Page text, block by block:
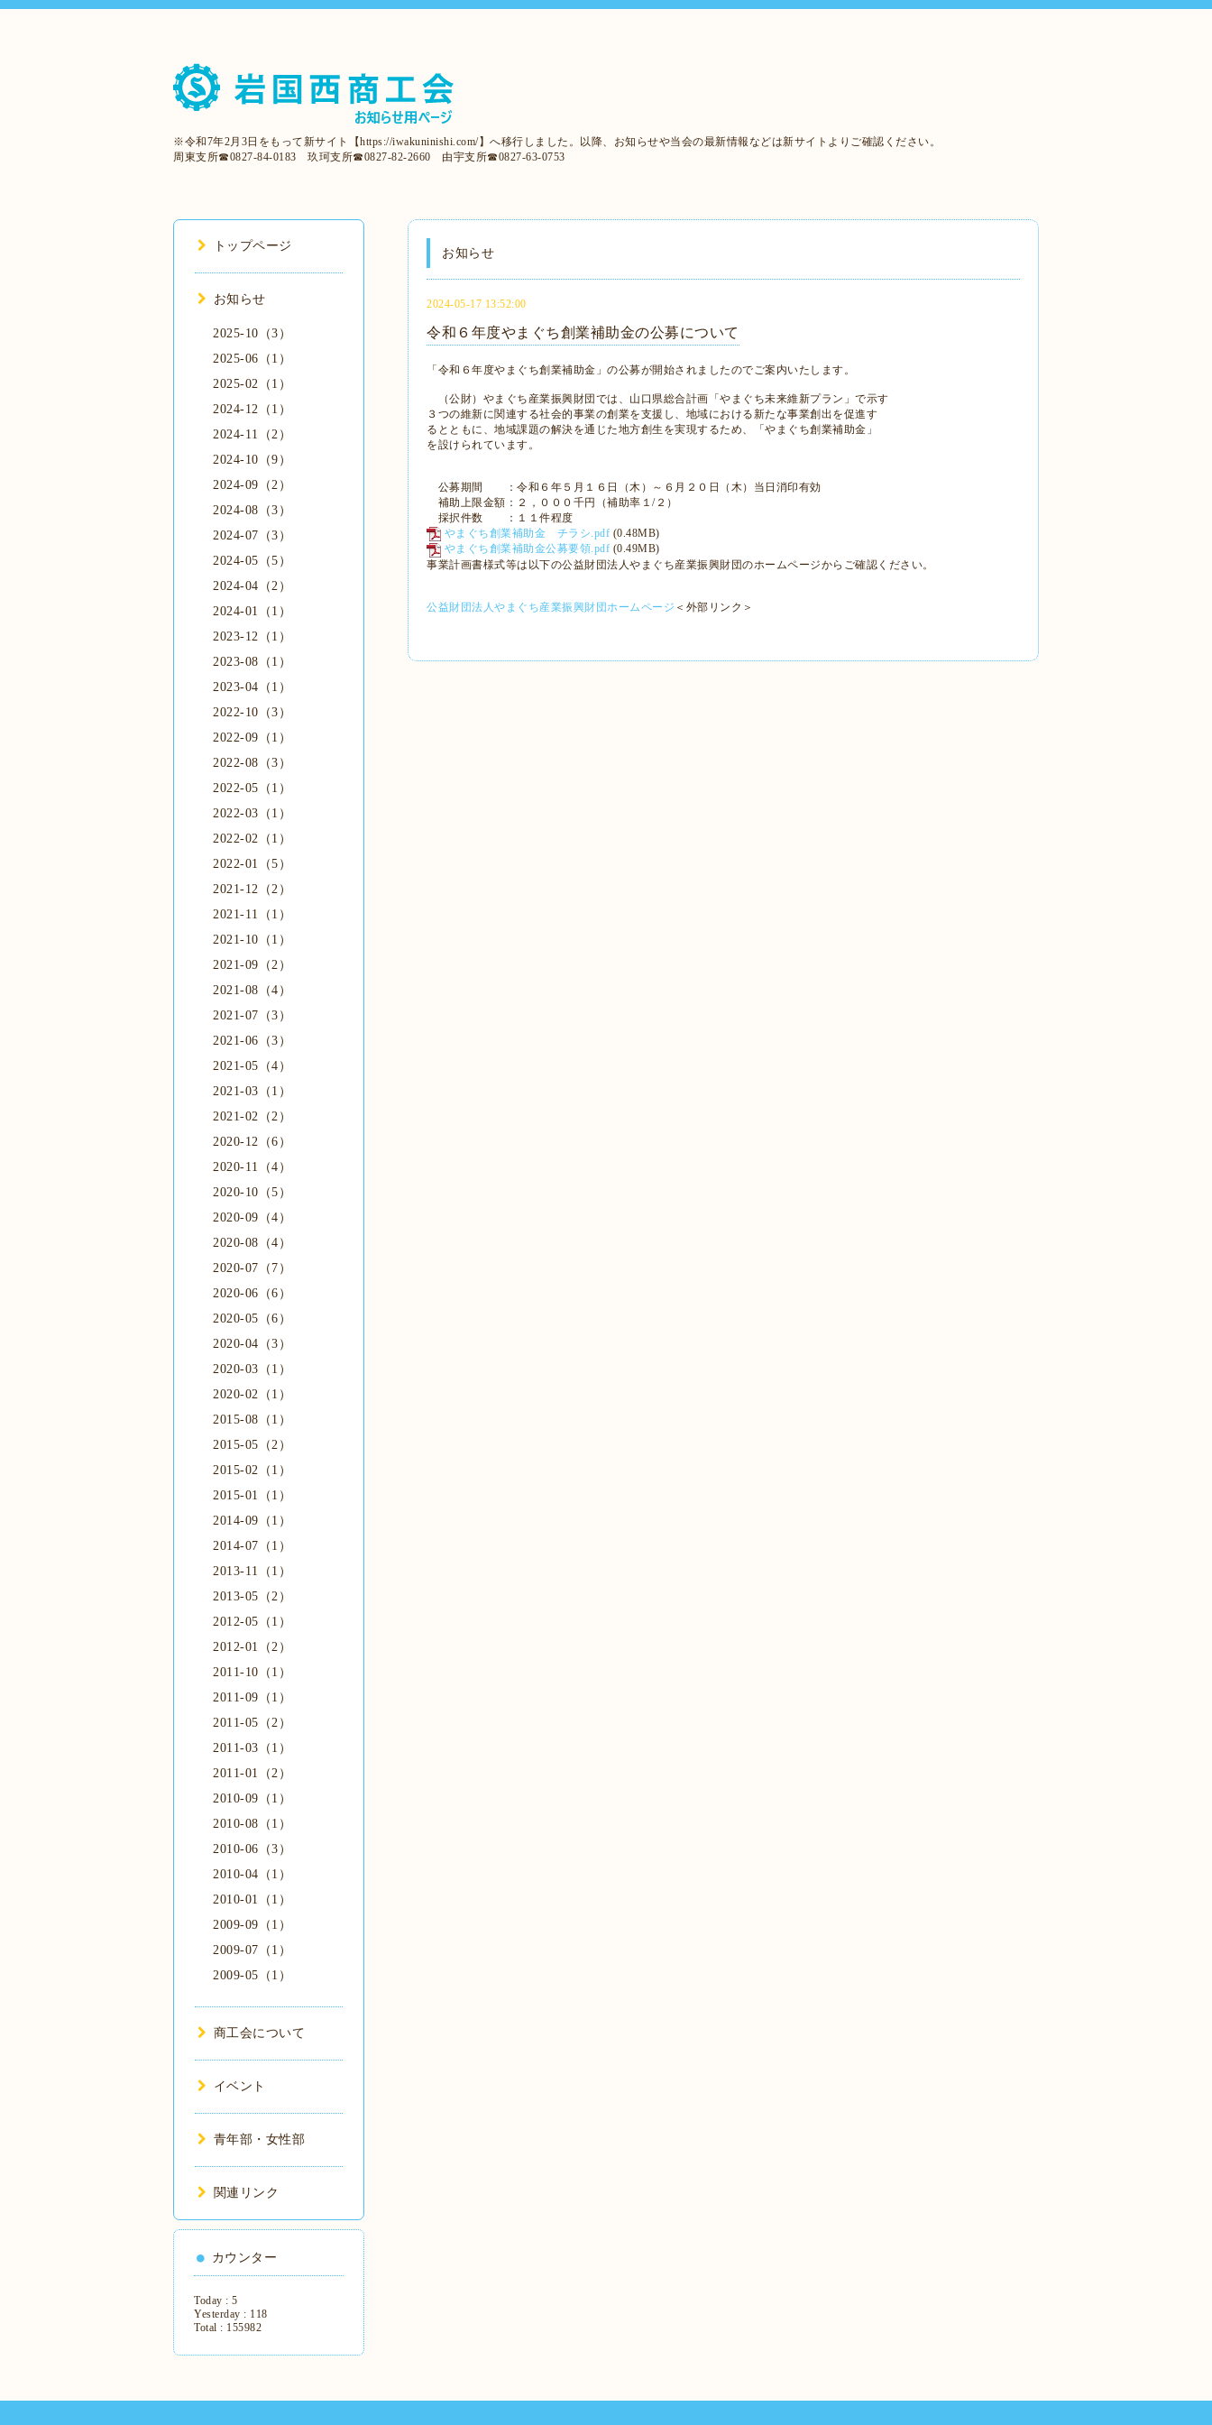
※令和7年2月3日をもって新サイト【https://iwakuninishi.com/】へ移行しました。以降、お知らせや当会の最新情報などは新サイトよりご確認ください。
周東支所☎0827-84-0183 玖珂支所☎0827-82-2660 由宇支所☎0827-63-0753
お知らせ
2024-05-17 13:52:00
令和６年度やまぐち創業補助金の公募について
「令和６年度やまぐち創業補助金」の公募が開始されましたのでご案内いたします。
（公財）やまぐち産業振興財団では、山口県総合計画「やまぐち未来維新プラン」で示す
３つの維新に関連する社会的事業の創業を支援し、地域における新たな事業創出を促進す
るとともに、地域課題の解決を通じた地方創生を実現するため、「やまぐち創業補助金」
を設けられています。
公募期間 ：令和６年５月１６日（木）～６月２０日（木）当日消印有効
補助上限金額：２，０００千円（補助率１ /２）
採択件数 ：１１件程度
やまぐち創業補助金 チラシ.pdf (0.48MB)
やまぐち創業補助金公募要領.pdf (0.49MB)
事業計画書様式等は以下の公益財団法人やまぐち産業振興財団のホームページからご確認ください。
公益財団法人やまぐち産業振興財団ホームページ ＜外部リンク＞
トップページ
お知らせ
2025-10（3）
2025-06（1）
2025-02（1）
2024-12（1）
2024-11（2）
2024-10（9）
2024-09（2）
2024-08（3）
2024-07（3）
2024-05（5）
2024-04（2）
2024-01（1）
2023-12（1）
2023-08（1）
2023-04（1）
2022-10（3）
2022-09（1）
2022-08（3）
2022-05（1）
2022-03（1）
2022-02（1）
2022-01（5）
2021-12（2）
2021-11（1）
2021-10（1）
2021-09（2）
2021-08（4）
2021-07（3）
2021-06（3）
2021-05（4）
2021-03（1）
2021-02（2）
2020-12（6）
2020-11（4）
2020-10（5）
2020-09（4）
2020-08（4）
2020-07（7）
2020-06（6）
2020-05（6）
2020-04（3）
2020-03（1）
2020-02（1）
2015-08（1）
2015-05（2）
2015-02（1）
2015-01（1）
2014-09（1）
2014-07（1）
2013-11（1）
2013-05（2）
2012-05（1）
2012-01（2）
2011-10（1）
2011-09（1）
2011-05（2）
2011-03（1）
2011-01（2）
2010-09（1）
2010-08（1）
2010-06（3）
2010-04（1）
2010-01（1）
2009-09（1）
2009-07（1）
2009-05（1）
商工会について
イベント
青年部・女性部
関連リンク
カウンター
Today : 5
Yesterday : 118
Total : 155982